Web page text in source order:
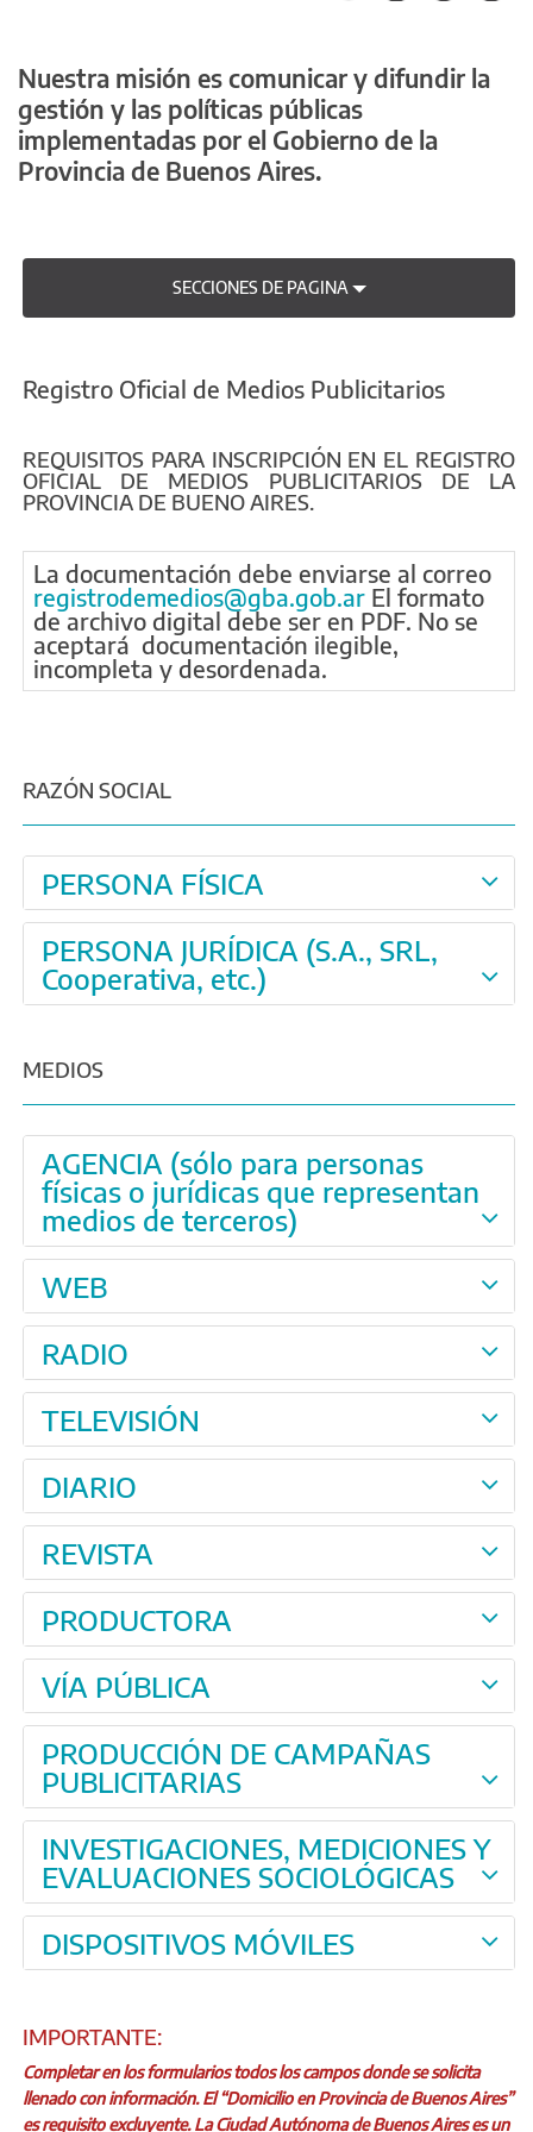
Nuestra misión es comunicar y difundir la
gestión y las políticas públicas
implementadas por el Gobierno de la
Provincia de Buenos Aires.
SECCIONES DE PAGINA
Registro Oficial de Medios Publicitarios
REQUISITOS PARA INSCRIPCIÓN EN EL REGISTRO
OFICIAL DE MEDIOS PUBLICITARIOS DE LA
PROVINCIA DE BUENO AIRES.
La documentación debe enviarse al correo
registrodemedios@gba.gob.ar El formato
de archivo digital debe ser en PDF. No se
aceptará documentación ilegible,
incompleta y desordenada.
RAZÓN SOCIAL
PERSONA FÍSICA
PERSONA JURÍDICA (S.A., SRL,
Cooperativa, etc.)
MEDIOS
AGENCIA (sólo para personas
físicas o jurídicas que representan
medios de terceros)
WEB
RADIO
TELEVISIÓN
DIARIO
REVISTA
PRODUCTORA
VÍA PÚBLICA
PRODUCCIÓN DE CAMPAÑAS
PUBLICITARIAS
INVESTIGACIONES, MEDICIONES Y
EVALUACIONES SOCIOLÓGICAS
DISPOSITIVOS MÓVILES
IMPORTANTE:
Completar en los formularios todos los campos donde se solicita
llenado con información. El “Domicilio en Provincia de Buenos Aires”
es requisito excluyente. La Ciudad Autónoma de Buenos Aires es un